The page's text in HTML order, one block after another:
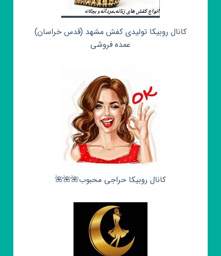
کانال روبیکا تولیدی کفش مشهد (قدس خراسان)
عمده فروشی
کانال روبیکا حراجی محبوب🌺🌺🌺